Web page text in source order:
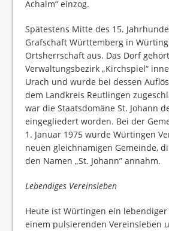
Achalm“ einzog.
Spätestens Mitte des 15.
Grafschaft Württemberg in
Ortsherrschaft aus. Das Dorf
Verwaltungsbezirk „Kirchspiel“
Urach und wurde bei dessen
dem Landkreis Reutlingen
war die Staatsdomäne St. Johann
eingegliedert worden. Bei der
1. Januar 1975 wurde Würtingen
neuen gleichnamigen Gemeinde,
den Namen „St. Johann” annahm.
Lebendiges Vereinsleben
Heute ist Würtingen ein
einem pulsierenden Vereinsleben